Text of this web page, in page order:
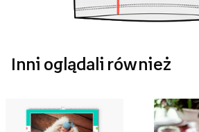
Inni oglądali również